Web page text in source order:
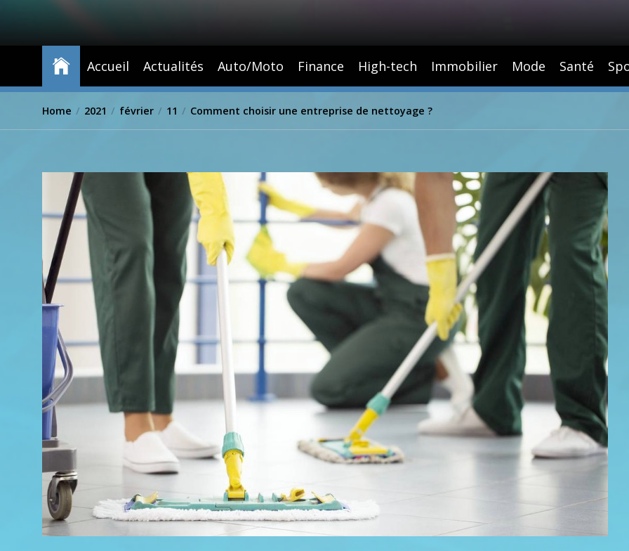
Accueil Actualités Auto/Moto Finance High-tech Immobilier Mode Santé
Home 2021 février 11 Comment choisir une entreprise de nettoyage ?